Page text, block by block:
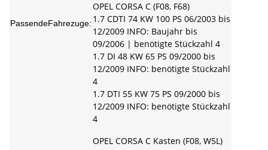
PassendeFahrezuge:
OPEL CORSA C (F08, F68)
1.7 CDTI 74 KW 100 PS 06/2003 bis
12/2009 INFO: Baujahr bis
09/2006 | benötigte Stückzahl 4
1.7 DI 48 KW 65 PS 09/2000 bis
12/2009 INFO: benötigte Stückzahl
4
1.7 DTI 55 KW 75 PS 09/2000 bis
12/2009 INFO: benötigte Stückzahl
4
OPEL CORSA C Kasten (F08, W5L)